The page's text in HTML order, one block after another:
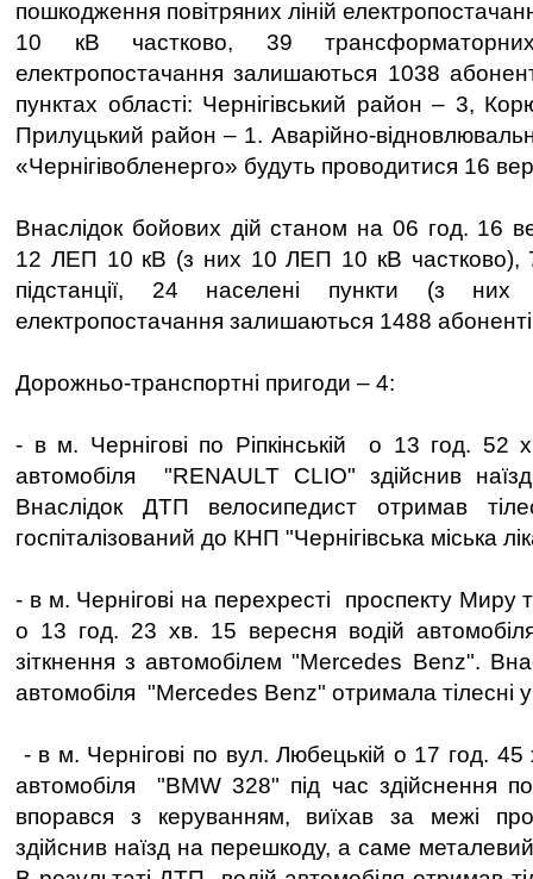
пошкодження повітряних ліній
10 кВ частково, 39
електропостачання залишаються 1038
пунктах області: Чернігівський район – 3,
Прилуцький район – 1. Аварійно-
«Чернігівобленерго» будуть проводитися 16
Внаслідок бойових дій станом на 06 год. 16
12 ЛЕП 10 кВ (з них 10 ЛЕП 10 кВ частково),
підстанції, 24 населені пункти (з
електропостачання залишаються 1488
Дорожньо-транспортні пригоди – 4:
- в м. Чернігові по Ріпкінській о 13 год. 52
автомобіля "RENAULT CLIO" здійснив
Внаслідок ДТП велосипедист отримав
госпіталізований до КНП "Чернігівська міська
- в м. Чернігові на перехресті проспекту Миру
о 13 год. 23 хв. 15 вересня водій
зіткнення з автомобілем "Mercedes Benz".
автомобіля "Mercedes Benz" отримала тілесні
- в м. Чернігові по вул. Любецькій о 17 год.
автомобіля "BMW 328" під час здійснення
впорався з керуванням, виїхав за межі
здійснив наїзд на перешкоду, а саме